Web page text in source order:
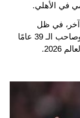
في الأهلي.
آخر، في ظل
مفاوضات مكثفة بين النادي السعودي وصاحب الـ 39 عامًا